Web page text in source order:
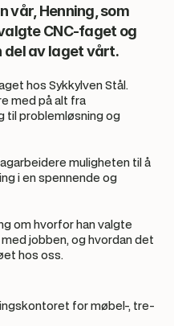
vår, Henning, som
CNC-faget og
del av laget vårt.
hos Sykkylven Stål.
med på alt fra
til problemløsning og
muligheten til å
i en spennende og
om hvorfor han valgte
jobben, og hvordan det
hos oss.
for møbel-, tre-